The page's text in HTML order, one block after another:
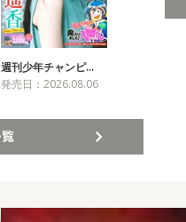
週刊少年チャンピ…
発売日：2026.08.06